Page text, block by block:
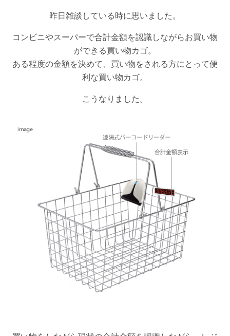
昨日雑談している時に思いました。
コンビニやスーパーで合計金額を認識しながらお買い物
ができる買い物カゴ。
ある程度の金額を決めて、買い物をされる方にとって便
利な買い物カゴ。
こうなりました。